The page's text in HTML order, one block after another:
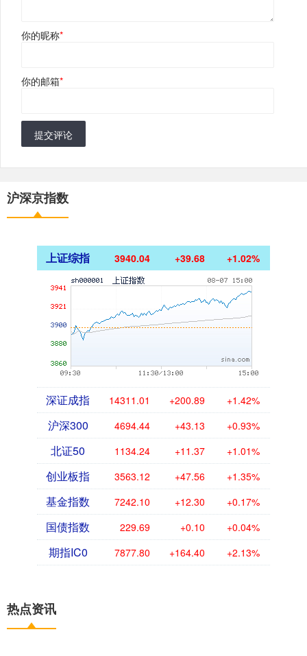
你的昵称*
你的邮箱*
提交评论
沪深京指数
上证综指 3940.04 +39.68 +1.02%
深证成指 14311.01 +200.89 +1.42%
沪深300 4694.44 +43.13 +0.93%
北证50 1134.24 +11.37 +1.01%
创业板指 3563.12 +47.56 +1.35%
基金指数 7242.10 +12.30 +0.17%
国债指数 229.69 +0.10 +0.04%
期指IC0 7877.80 +164.40 +2.13%
热点资讯